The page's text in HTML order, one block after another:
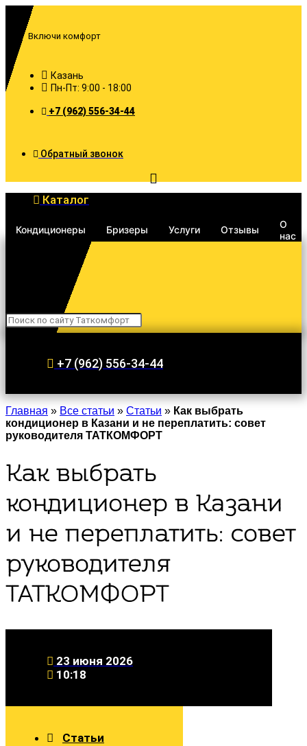
Перейти
содержимому
Включи комфорт
Казань
Пн-Пт: 9:00 - 18:00
+7 (962) 556-34-44
Обратный звонок
Каталог
Кондиционеры Бризеры Услуги Отзывы
О
нас
+7 (962) 556-34-44
Главная » Все статьи » Статьи » Как выбрать
кондиционер в Казани и не переплатить: совет
руководителя ТАТКОМФОРТ
Как выбрать
кондиционер в Казани
и не переплатить: совет
руководителя
ТАТКОМФОРТ
23 июня 2026
10:18
Статьи